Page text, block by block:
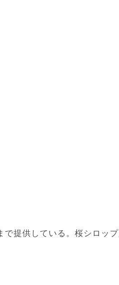
提供している。桜シロッ